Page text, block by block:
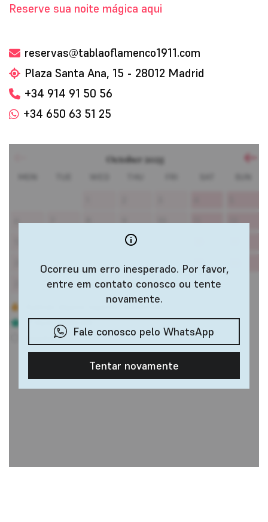
Reserve sua noite mágica aqui
reservas@tablaoflamenco1911.com
Plaza Santa Ana, 15 - 28012 Madrid
+34 914 91 50 56
+34 650 63 51 25